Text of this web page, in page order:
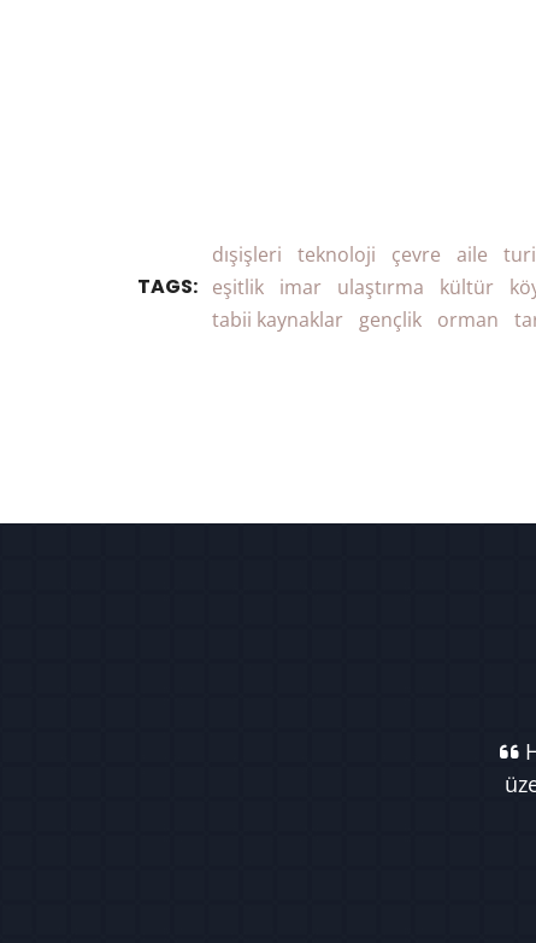
TAGS:
dışişleri teknoloji çevre aile
eşitlik
imar ulaştırma kültür
tabii kaynaklar
gençlik orman